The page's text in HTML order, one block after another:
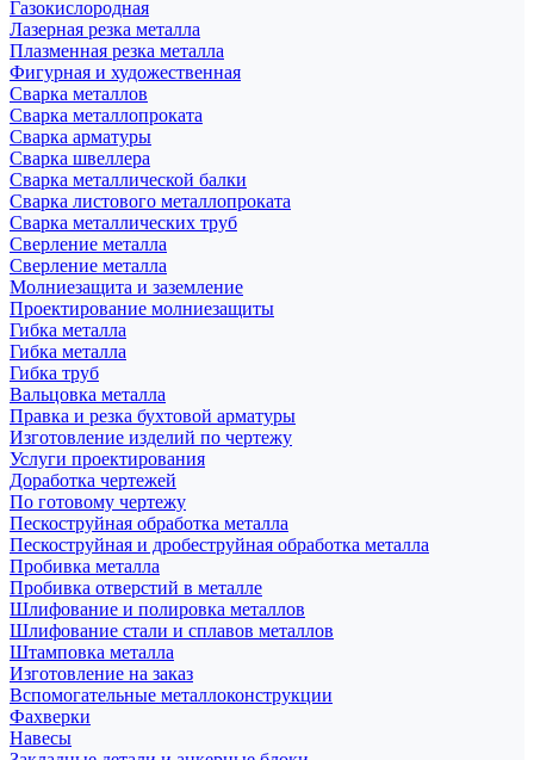
Газокислородная
Лазерная резка металла
Плазменная резка металла
Фигурная и художественная
Сварка металлов
Сварка металлопроката
Сварка арматуры
Сварка швеллера
Сварка металлической балки
Сварка листового металлопроката
Сварка металлических труб
Сверление металла
Сверление металла
Молниезащита и заземление
Проектирование молниезащиты
Гибка металла
Гибка металла
Гибка труб
Вальцовка металла
Правка и резка бухтовой арматуры
Изготовление изделий по чертежу
Услуги проектирования
Доработка чертежей
По готовому чертежу
Пескоструйная обработка металла
Пескоструйная и дробеструйная обработка металла
Пробивка металла
Пробивка отверстий в металле
Шлифование и полировка металлов
Шлифование стали и сплавов металлов
Штамповка металла
Изготовление на заказ
Вспомогательные металлоконструкции
Фахверки
Навесы